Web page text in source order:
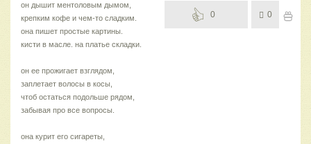
он дышит ментоловым дымом,
крепким кофе и чем-то сладким.
она пишет простые картины.
кисти в масле. на платье складки.
он ее прожигает взглядом,
заплетает волосы в косы,
чтоб остаться подольше рядом,
забывая про все вопросы.
она курит его сигареты,
0 0